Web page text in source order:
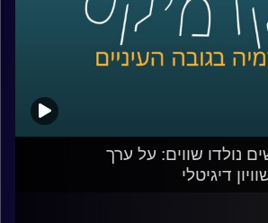
נולדו שווים: על ערך
דיגיטלי